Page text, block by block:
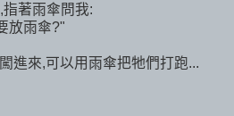
著雨傘問我:
放雨傘?"
進來,可以用雨傘把牠們打跑...